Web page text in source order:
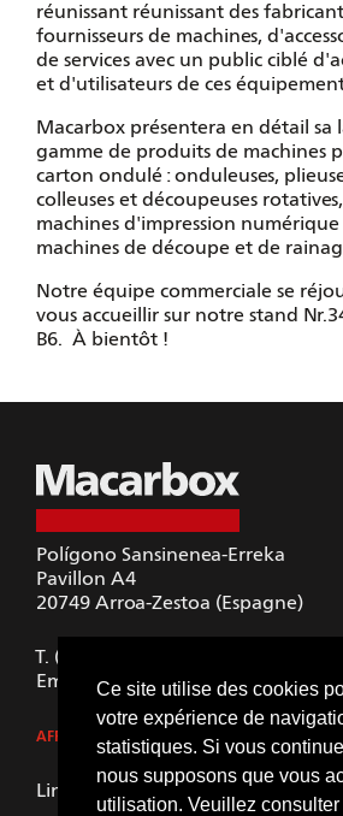
Ce site utilise des cookies
votre expérience de
statistiques. Si vous
nous supposons que vous
utilisation. Veuillez consulter
réunissant réunissant des
fournisseurs de machines,
de services avec un public ciblé
et d'utilisateurs de ces
Macarbox présentera en détail sa
gamme de produits de machines
carton ondulé : onduleuses,
colleuses et découpeuses rotatives,
machines d'impression
machines de découpe et de
Notre équipe commerciale se
vous accueillir sur notre stand
B6. À bientôt !
Polígono Sansinenea-Erreka
Pavillon A4
20749 Arroa-Zestoa (Espagne)
T. (+34) 943 697 233
Email.
macarbox@macarbox.com
AFFICHER DANS GOOGLE MAPS
LinkedIn